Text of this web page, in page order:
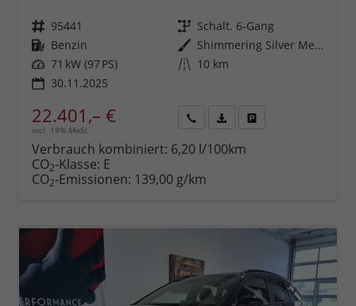
Fahrzeugnr. 95441 Getriebe Schalt. 6-Gang
Kraftstoff Benzin Außenfarbe
Shimmering Silver Metallic
Leistung 71 kW (97 PS) Kilometerstand 10 km
30.11.2025
22.401,– €
incl. 19% MwSt.
anfordern
Datei,
Verbrauch kombiniert: 6,20 l/100km
CO2-Klasse: E
CO2-Emissionen: 139,00 g/km